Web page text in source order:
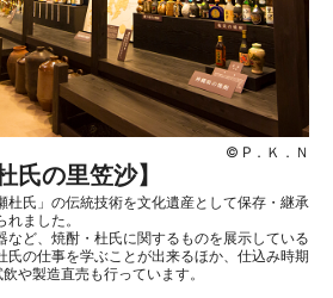
© P．Ｋ．Ｎ
氏の里笠沙】
杜氏」の伝統技術を文化遺産として保存・継承
ました。
など、焼酎・杜氏に関するものを展示している
氏の仕事を学ぶことが出来るほか、仕込み時期
や製造直売も行っています。